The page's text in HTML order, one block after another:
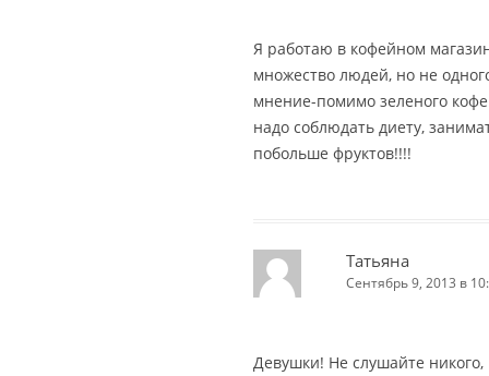
Я работаю в кофейном
множество людей, но не
мнение-помимо зеленого
надо соблюдать диету,
побольше фруктов!!!!
Татьяна
Сентябрь 9, 2013 в
Девушки! Не слушайте